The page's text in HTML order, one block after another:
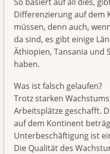
Differenzierung auf dem
müssen, denn auch,
da sind, es gibt einige
Äthiopien, Tansania und
haben.
Was ist falsch gelaufen?
Trotz starken
Arbeitsplätze geschafft.
auf dem Kontinent
Unterbeschäftigung ist
Die Qualität des